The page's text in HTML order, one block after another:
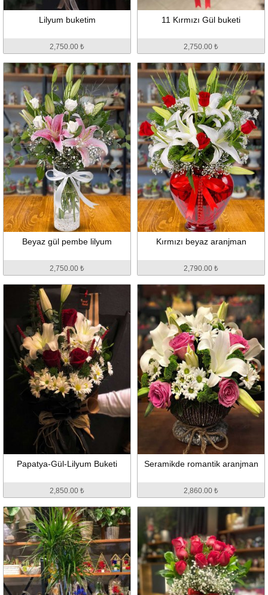
Lilyum buketim
2,750.00 ₺
11 Kırmızı Gül buketi
2,750.00 ₺
Beyaz gül pembe lilyum
2,750.00 ₺
Kırmızı beyaz aranjman
2,790.00 ₺
Papatya-Gül-Lilyum Buketi
2,850.00 ₺
Seramikde romantik aranjman
2,860.00 ₺